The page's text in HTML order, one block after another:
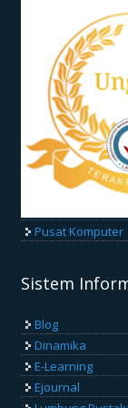
Pusat Komputer
Sistem
Blog
Dinamika
E-Learning
Ejournal